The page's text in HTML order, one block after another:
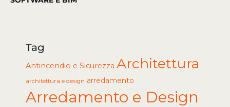
Tag
Antincendio e Sicurezza Architettura
architettura e design arredamento
Arredamento e Design